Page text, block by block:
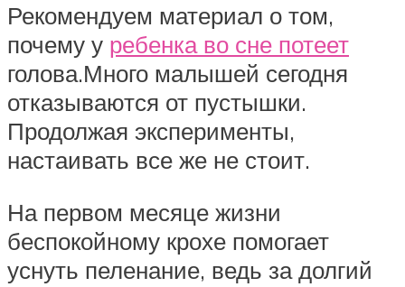
Рекомендуем материал о том,
почему у ребенка во сне потеет
голова.Много малышей сегодня
отказываются от пустышки.
Продолжая эксперименты,
настаивать все же не стоит.
На первом месяце жизни
беспокойному крохе помогает
уснуть пеленание, ведь за долгий